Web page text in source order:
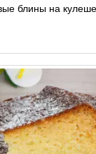
блины на